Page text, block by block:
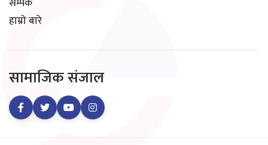
हाम्रो बारे
सामाजिक संजाल